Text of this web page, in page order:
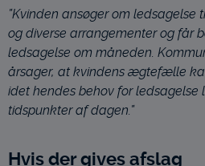
”Kvinden ansøger om ledsagelse
og diverse arrangementer og får
ledsagelse om måneden.
årsager, at kvindens ægtefælle
idet hendes behov for ledsagelse
tidspunkter af dagen.”
Hvis der gives afslag